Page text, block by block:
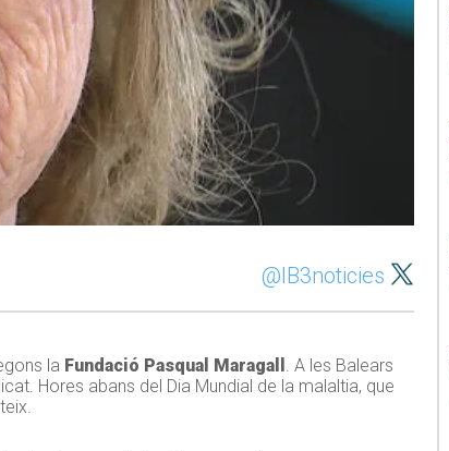
@IB3noticies
la Fundació Pasqual Maragall . A les Balears
Hores abans del Dia Mundial de la malaltia, que